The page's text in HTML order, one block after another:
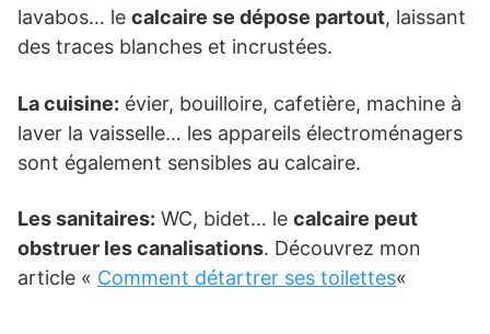
lavabos… le calcaire se dépose partout, laissant
des traces blanches et incrustées.
La cuisine: évier, bouilloire, cafetière, machine à
laver la vaisselle… les appareils électroménagers
sont également sensibles au calcaire.
Les sanitaires: WC, bidet… le calcaire peut
obstruer les canalisations. Découvrez mon
article « Comment détartrer ses toilettes«